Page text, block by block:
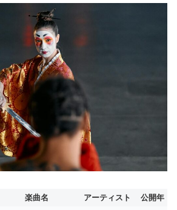
楽曲名 アーティスト
公開年